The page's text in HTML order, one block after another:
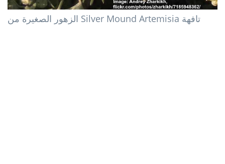
الزهور الصغيرة من Silver Mound Artemisia تافهة